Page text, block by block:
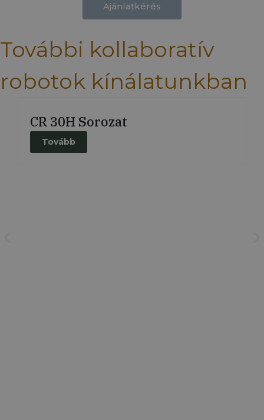
Ajánlatkérés
További kollaboratív
robotok kínálatunkban
CR 30H Sorozat
Tovább